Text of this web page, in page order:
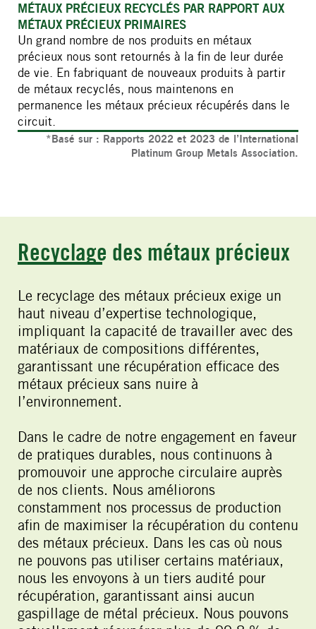
MÉTAUX PRÉCIEUX RECYCLÉS PAR RAPPORT AUX
MÉTAUX PRÉCIEUX PRIMAIRES
Un grand nombre de nos produits en métaux
précieux nous sont retournés à la fin de leur durée
de vie. En fabriquant de nouveaux produits à partir
de métaux recyclés, nous maintenons en
permanence les métaux précieux récupérés dans le
circuit.
*Basé sur : Rapports 2022 et 2023 de l’International
Platinum Group Metals Association.
Recyclage des métaux précieux
Le recyclage des métaux précieux exige un
haut niveau d’expertise technologique,
impliquant la capacité de travailler avec des
matériaux de compositions différentes,
garantissant une récupération efficace des
métaux précieux sans nuire à
l’environnement.
Dans le cadre de notre engagement en faveur
de pratiques durables, nous continuons à
promouvoir une approche circulaire auprès
de nos clients. Nous améliorons
constamment nos processus de production
afin de maximiser la récupération du contenu
des métaux précieux. Dans les cas où nous
ne pouvons pas utiliser certains matériaux,
nous les envoyons à un tiers audité pour
récupération, garantissant ainsi aucun
gaspillage de métal précieux. Nous pouvons